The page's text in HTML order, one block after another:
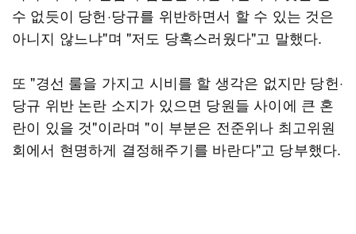
수 없듯이 당헌·당규를 위반하면서 할 수 있는 것은
아니지 않느냐"며 "저도 당혹스러웠다"고 말했다.
또 "경선 룰을 가지고 시비를 할 생각은 없지만 당헌·
당규 위반 논란 소지가 있으면 당원들 사이에 큰 혼
란이 있을 것"이라며 "이 부분은 전준위나 최고위원
회에서 현명하게 결정해주기를 바란다"고 당부했다.